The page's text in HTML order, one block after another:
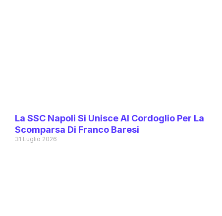
La SSC Napoli Si Unisce Al Cordoglio Per La
Scomparsa Di Franco Baresi
31 Luglio 2026